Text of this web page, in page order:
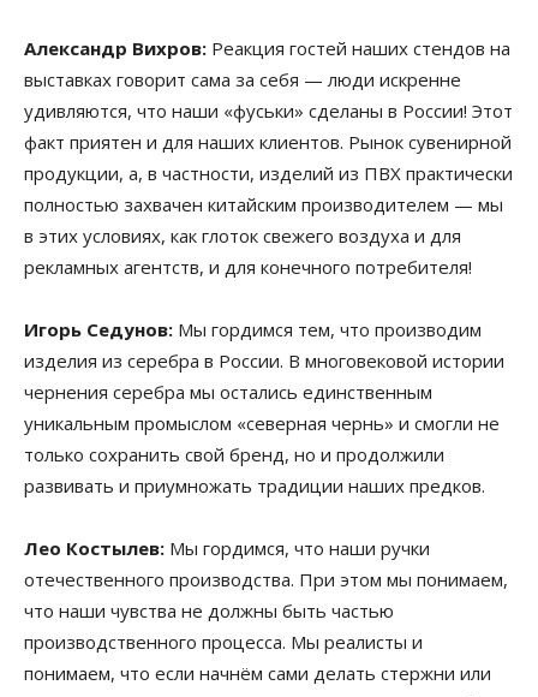
Александр Вихров: Реакция гостей наших стендов на
выставках говорит сама за себя — люди искренне
удивляются, что наши «фуськи» сделаны в России! Этот
факт приятен и для наших клиентов. Рынок сувенирной
продукции, а, в частности, изделий из ПВХ практически
полностью захвачен китайским производителем — мы
в этих условиях, как глоток свежего воздуха и для
рекламных агентств, и для конечного потребителя!
Игорь Седунов: Мы гордимся тем, что производим
изделия из серебра в России. В многовековой истории
чернения серебра мы остались единственным
уникальным промыслом «северная чернь» и смогли не
только сохранить свой бренд, но и продолжили
развивать и приумножать традиции наших предков.
Лео Костылев: Мы гордимся, что наши ручки
отечественного производства. При этом мы понимаем,
что наши чувства не должны быть частью
производственного процесса. Мы реалисты и
понимаем, что если начнём сами делать стержни или